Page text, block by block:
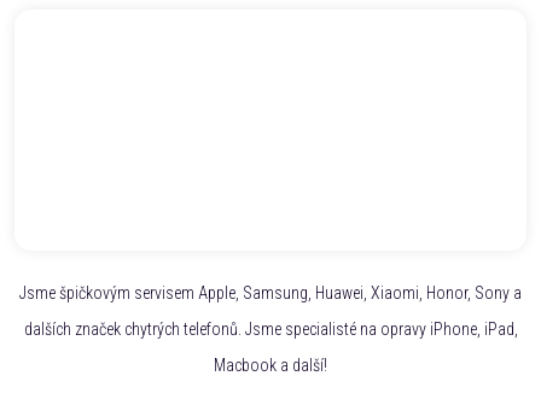
Jsme špičkovým servisem Apple, Samsung, Huawei, Xiaomi, Honor, Sony a
dalších značek chytrých telefonů. Jsme specialisté na opravy iPhone, iPad,
Macbook a další!